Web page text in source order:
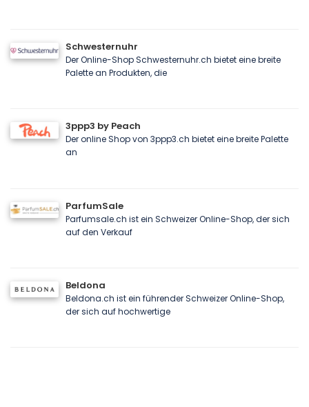
Schwesternuhr
Der Online-Shop Schwesternuhr.ch bietet eine breite
Palette an Produkten, die
3ppp3 by Peach
Der online Shop von 3ppp3.ch bietet eine breite Palette
an
ParfumSale
Parfumsale.ch ist ein Schweizer Online-Shop, der sich
auf den Verkauf
Beldona
Beldona.ch ist ein führender Schweizer Online-Shop,
der sich auf hochwertige